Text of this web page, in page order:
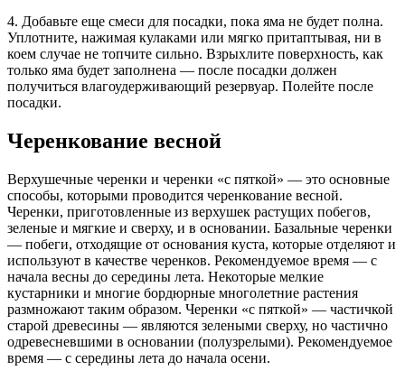
4. Добавьте еще смеси для посадки, пока яма не будет полна.
Уплотните, нажимая кулаками или мягко притаптывая, ни в
коем случае не топчите сильно. Взрыхлите поверхность, как
только яма будет заполнена — после посадки должен
получиться влагоудерживающий резервуар. Полейте после
посадки.
Черенкование весной
Верхушечные черенки и черенки «с пяткой» — это основные
способы, которыми проводится черенкование весной.
Черенки, приготовленные из верхушек растущих побегов,
зеленые и мягкие и сверху, и в основании. Базальные черенки
— побеги, отходящие от основания куста, которые отделяют и
используют в качестве черенков. Рекомендуемое время — с
начала весны до середины лета. Некоторые мелкие
кустарники и многие бордюрные многолетние растения
размножают таким образом. Черенки «с пяткой» — частичкой
старой древесины — являются зелеными сверху, но частично
одревесневшими в основании (полузрелыми). Рекомендуемое
время — с середины лета до начала осени.